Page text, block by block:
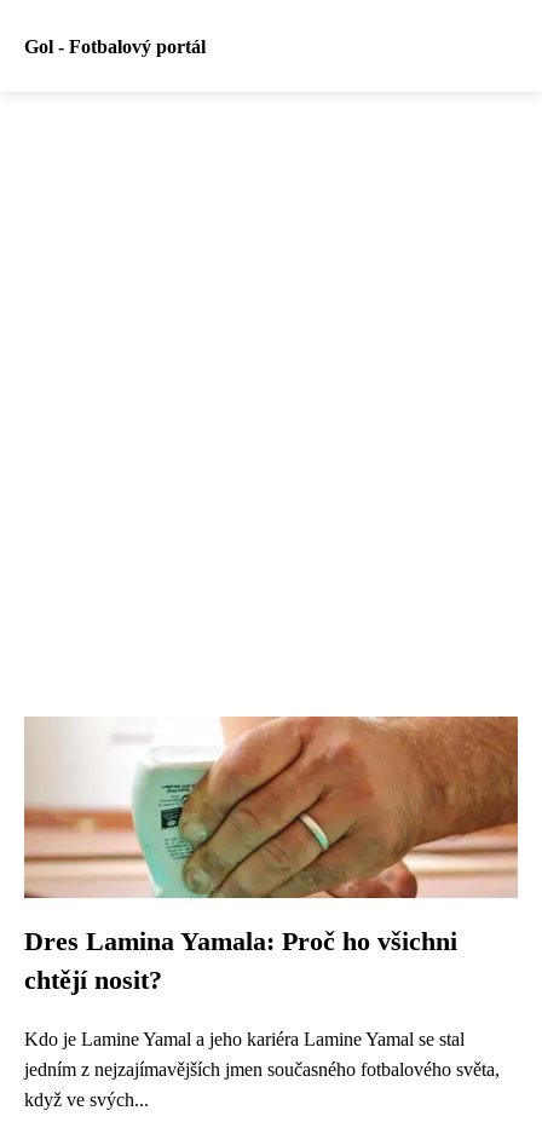
Gol - Fotbalový portál
Dres Lamina Yamala: Proč ho všichni
chtějí nosit?
Kdo je Lamine Yamal a jeho kariéra Lamine Yamal se stal
jedním z nejzajímavějších jmen současného fotbalového světa,
když ve svých...